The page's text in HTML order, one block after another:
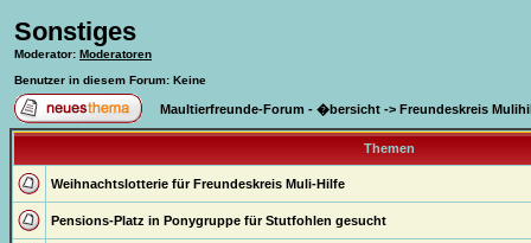
Sonstiges
Moderator: Moderatoren
Benutzer in diesem Forum: Keine
Maultierfreunde-Forum - �bersicht -> Freundeskreis
Themen
Weihnachtslotterie für Freundeskreis Muli-Hilfe
Pensions-Platz in Ponygruppe für Stutfohlen gesucht